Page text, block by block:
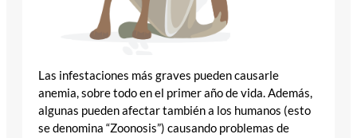
Las infestaciones más graves pueden causarle
anemia, sobre todo en el primer año de vida. Además,
algunas pueden afectar también a los humanos (esto
se denomina “Zoonosis”) causando problemas de